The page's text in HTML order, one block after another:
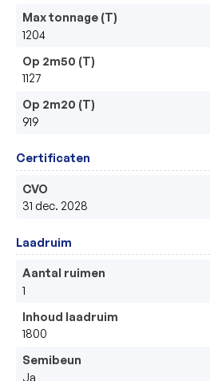
Max tonnage (T)
1204
Op 2m50 (T)
1127
Op 2m20 (T)
919
Certificaten
CVO
31 dec. 2028
Laadruim
Aantal ruimen
1
Inhoud laadruim
1800
Semibeun
Ja